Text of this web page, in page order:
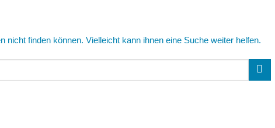
finden können. Vielleicht kann ihnen eine Suche weiter helfen.